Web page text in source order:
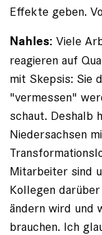
Effekte geben.
Nahles: Viele
reagieren auf
mit Skepsis: Sie
­"vermessen"
schaut. Deshalb
Niedersachsen
Mitarbeiter sind
Kollegen
ändern wird und
brauchen. Ich